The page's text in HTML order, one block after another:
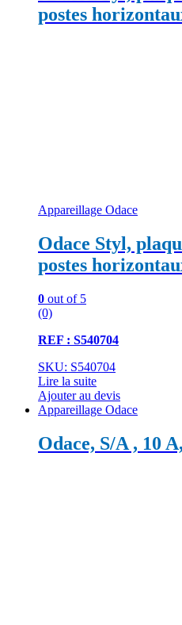
postes
Appareillage Odace
Odace Styl,
postes
0 out of 5
(0)
REF : S540704
SKU: S540704
Lire la suite
Ajouter au devis
Appareillage Odace
Odace, S/A , 10